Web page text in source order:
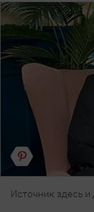
Источник здесь